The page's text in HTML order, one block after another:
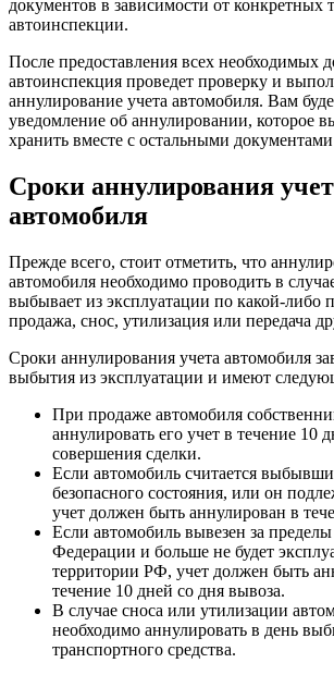
документов в зависимости от конкретных
автоинспекции.
После предоставления всех необходимых
автоинспекция проведет проверку и
аннулирование учета автомобиля. Вам
уведомление об аннулировании, которое
хранить вместе с остальными
Сроки аннулирования
автомобиля
Прежде всего, стоит отметить, что
автомобиля необходимо проводить в
выбывает из эксплуатации по какой-либо
продажа, снос, утилизация или передача
Сроки аннулирования учета автомобиля
выбытия из эксплуатации и имеют
При продаже автомобиля
аннулировать его учет в течение 10
совершения сделки.
Если автомобиль считается
безопасного состояния, или он
учет должен быть аннулирован в
Если автомобиль вывезен за
Федерации и больше не будет
территории РФ, учет должен быть
течение 10 дней со дня вывоза.
В случае сноса или утилизации
необходимо аннулировать в день
транспортного средства.